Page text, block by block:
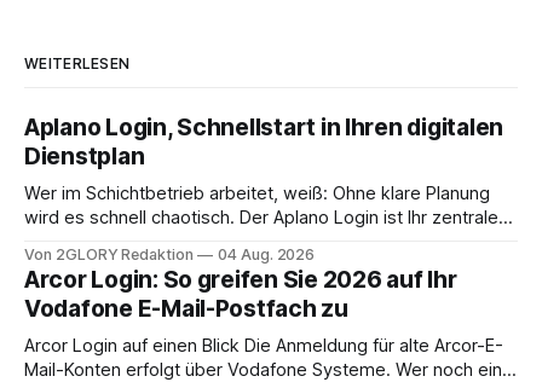
WEITERLESEN
Aplano Login, Schnellstart in Ihren digitalen
Dienstplan
Wer im Schichtbetrieb arbeitet, weiß: Ohne klare Planung
wird es schnell chaotisch. Der Aplano Login ist Ihr zentraler
abwesenheiten und die gesamte kommunikation rund um
Ihr personal digital zu organisieren. In diesem Leitfaden
erfahren Sie alles, was Sie für einen reibungslosen Einstieg
brauchen, von der Registrierung
Von 2GLORY Redaktion 04 Aug. 2026
Arcor Login: So greifen Sie 2026 auf Ihr
Vodafone E-Mail-Postfach zu
Arcor Login auf einen Blick Die Anmeldung für alte Arcor-E-
Mail-Konten erfolgt über Vodafone Systeme. Wer noch eine